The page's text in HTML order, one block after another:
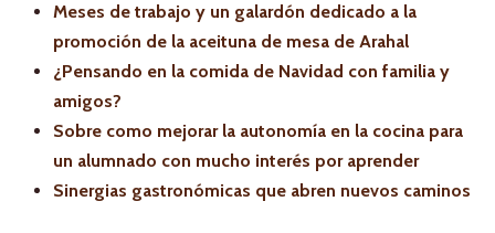
Meses de trabajo y un galardón dedicado a la
promoción de la aceituna de mesa de Arahal
¿Pensando en la comida de Navidad con familia y
amigos?
Sobre como mejorar la autonomía en la cocina para
un alumnado con mucho interés por aprender
Sinergias gastronómicas que abren nuevos caminos